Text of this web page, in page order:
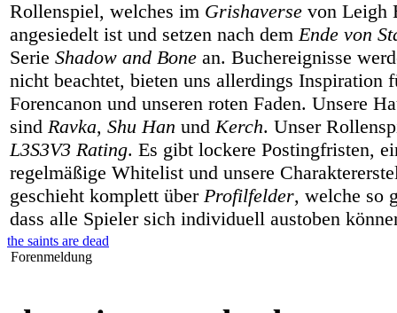
Rollenspiel, welches im Grishaverse von Leigh
angesiedelt ist und setzen nach demEnde von
Serie Shadow and Bone an. Buchereignisse
nicht beachtet, bieten uns allerdings Inspiration
Forencanon und unseren roten Faden. Unsere
sind Ravka, Shu Han undKerch. Unser
L3S3V3 Rating. Es gibt lockere Postingfristen,
regelmäßige Whitelist und unsere
geschieht komplett über Profilfelder, welche so
dass alle Spieler sich individuell austoben
the saints are dead
Forenmeldung